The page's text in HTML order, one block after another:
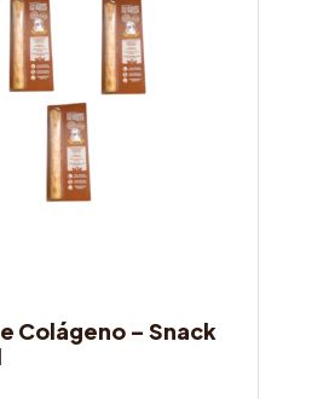
Colágeno – Snack